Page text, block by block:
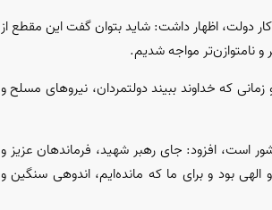
دولت، اظهار داشت: شاید بتوان گفت این مقطع از
و نامتوازن‌تر مواجه شدیم.
که خداوند ببیند دولتمردان، نیرو‌های مسلح و
است، افزود: جای رهبر شهید، فرماندهان عزیز و
بود و برای ما که مانده‌ایم، اندوهی سنگین و